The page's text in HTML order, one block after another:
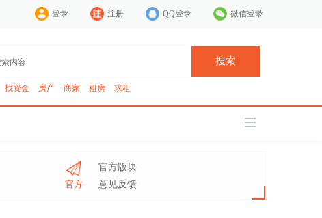
登录 注册 QQ登录 微信登录
搜索
找资金 房产 商家 租房 求租
官方
官方版块
意见反馈